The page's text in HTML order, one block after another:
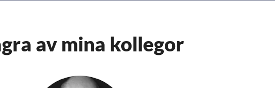
av mina kollegor